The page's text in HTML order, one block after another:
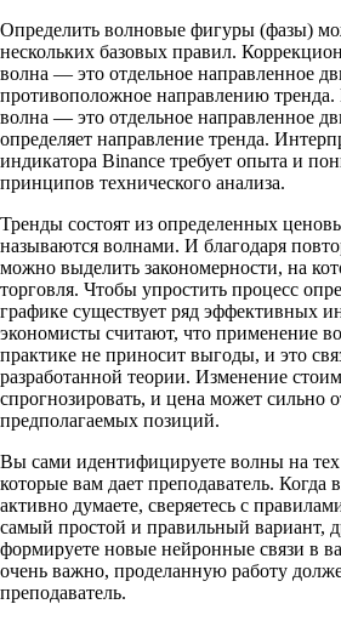
Определить волновые фигуры (фазы)
нескольких базовых правил.
волна — это отдельное направленное
противоположное направлению
волна — это отдельное направленное
определяет направление тренда.
индикатора Binance требует опыта и
принципов технического анализа.
Тренды состоят из определенных
называются волнами. И благодаря
можно выделить закономерности, на
торговля. Чтобы упростить процесс
графике существует ряд эффективных
экономисты считают, что применение
практике не приносит выгоды, и это
разработанной теории. Изменение
спрогнозировать, и цена может сильно
предполагаемых позиций.
Вы сами идентифицируете волны на тех
которые вам дает преподаватель. Когда
активно думаете, сверяетесь с
самый простой и правильный вариант,
формируете новые нейронные связи в
очень важно, проделанную работу
преподаватель.